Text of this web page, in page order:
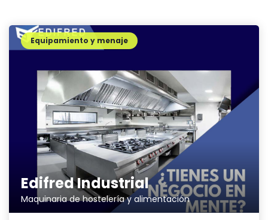
Edifred Industrial
Maquinaria de hostelería y alimentación
Equipamiento y menaje